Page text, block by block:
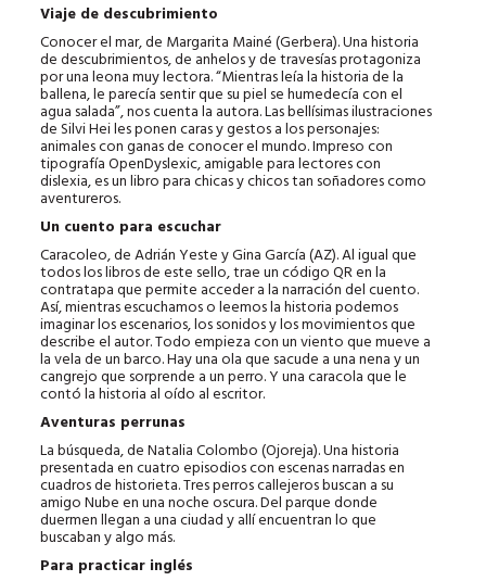
Viaje de descubrimiento
Conocer el mar, de Margarita Mainé (Gerbera). Una historia
de descubrimientos, de anhelos y de travesías protagoniza
por una leona muy lectora. “Mientras leía la historia de la
ballena, le parecía sentir que su piel se humedecía con el
agua salada”, nos cuenta la autora. Las bellísimas ilustraciones
de Silvi Hei les ponen caras y gestos a los personajes:
animales con ganas de conocer el mundo. Impreso con
tipografía OpenDyslexic, amigable para lectores con
dislexia, es un libro para chicas y chicos tan soñadores como
aventureros.
Un cuento para escuchar
Caracoleo, de Adrián Yeste y Gina García (AZ). Al igual que
todos los libros de este sello, trae un código QR en la
contratapa que permite acceder a la narración del cuento.
Así, mientras escuchamos o leemos la historia podemos
imaginar los escenarios, los sonidos y los movimientos que
describe el autor. Todo empieza con un viento que mueve a
la vela de un barco. Hay una ola que sacude a una nena y un
cangrejo que sorprende a un perro. Y una caracola que le
contó la historia al oído al escritor.
Aventuras perrunas
La búsqueda, de Natalia Colombo (Ojoreja). Una historia
presentada en cuatro episodios con escenas narradas en
cuadros de historieta. Tres perros callejeros buscan a su
amigo Nube en una noche oscura. Del parque donde
duermen llegan a una ciudad y allí encuentran lo que
buscaban y algo más.
Para practicar inglés